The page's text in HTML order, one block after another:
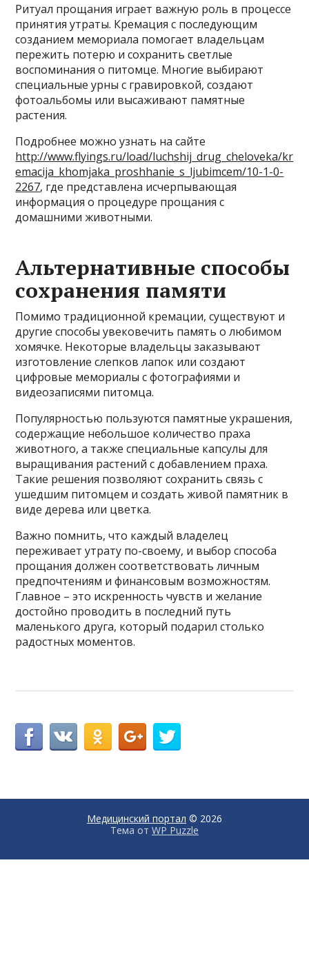
Ритуал прощания играет важную роль в процессе
принятия утраты. Кремация с последующим
созданием мемориала помогает владельцам
пережить потерю и сохранить светлые
воспоминания о питомце. Многие выбирают
специальные урны с гравировкой, создают
фотоальбомы или высаживают памятные
растения.
Подробнее можно узнать на сайте
http://www.flyings.ru/load/luchshij_drug_cheloveka/kr
emacija_khomjaka_proshhanie_s_ljubimcem/10-1-0-
2267, где представлена исчерпывающая
информация о процедуре прощания с
домашними животными.
Альтернативные способы
сохранения памяти
Помимо традиционной кремации, существуют и
другие способы увековечить память о любимом
хомячке. Некоторые владельцы заказывают
изготовление слепков лапок или создают
цифровые мемориалы с фотографиями и
видеозаписями питомца.
Популярностью пользуются памятные украшения,
содержащие небольшое количество праха
животного, а также специальные капсулы для
выращивания растений с добавлением праха.
Такие решения позволяют сохранить связь с
ушедшим питомцем и создать живой памятник в
виде дерева или цветка.
Важно помнить, что каждый владелец
переживает утрату по-своему, и выбор способа
прощания должен соответствовать личным
предпочтениям и финансовым возможностям.
Главное – это искренность чувств и желание
достойно проводить в последний путь
маленького друга, который подарил столько
радостных моментов.
Медицинский портал © 2026
Тема от WP Puzzle